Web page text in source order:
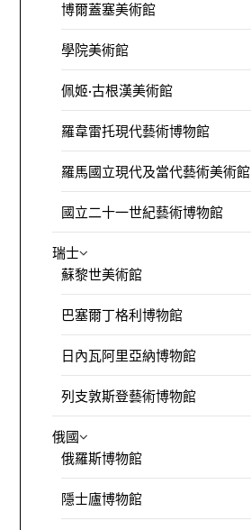
博爾蓋塞美術館
學院美術館
佩姬·古根漢美術館
羅韋雷托現代藝術博物館
羅馬國立現代及當代藝術美術館
國立二十一世紀藝術博物館
瑞士
蘇黎世美術館
巴塞爾丁格利博物館
日內瓦阿里亞納博物館
列支敦斯登藝術博物館
俄國
俄羅斯博物館
隱士廬博物館